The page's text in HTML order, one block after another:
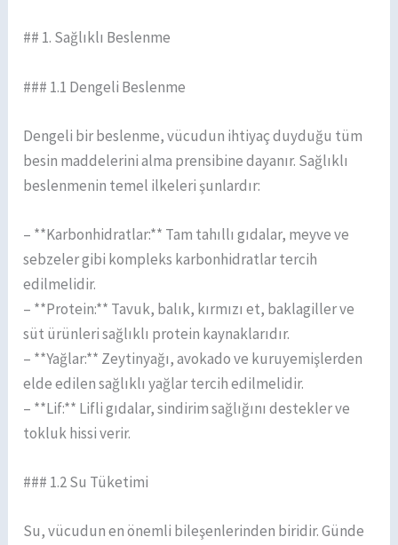
## 1. Sağlıklı Beslenme
### 1.1 Dengeli Beslenme
Dengeli bir beslenme, vücudun ihtiyaç duyduğu tüm
besin maddelerini alma prensibine dayanır. Sağlıklı
beslenmenin temel ilkeleri şunlardır:
– **Karbonhidratlar:** Tam tahıllı gıdalar, meyve ve
sebzeler gibi kompleks karbonhidratlar tercih
edilmelidir.
– **Protein:** Tavuk, balık, kırmızı et, baklagiller ve
süt ürünleri sağlıklı protein kaynaklarıdır.
– **Yağlar:** Zeytinyağı, avokado ve kuruyemişlerden
elde edilen sağlıklı yağlar tercih edilmelidir.
– **Lif:** Lifli gıdalar, sindirim sağlığını destekler ve
tokluk hissi verir.
### 1.2 Su Tüketimi
Su, vücudun en önemli bileşenlerinden biridir. Günde